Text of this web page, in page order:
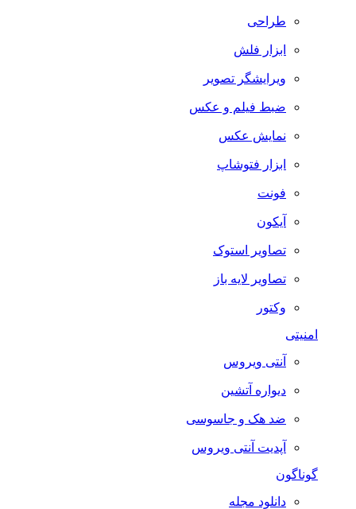
طراحی
ابزار فلش
ویرایشگر تصویر
ضبط فيلم و عكس
نمایش عکس
ابزار فتوشاپ
فونت
آیکون
تصاویر استوک
تصاویر لایه باز
وکتور
امنیتی
آنتی ویروس
دیواره آتشین
ضد هک و جاسوسی
آپدیت آنتی ویروس
گوناگون
دانلود مجله